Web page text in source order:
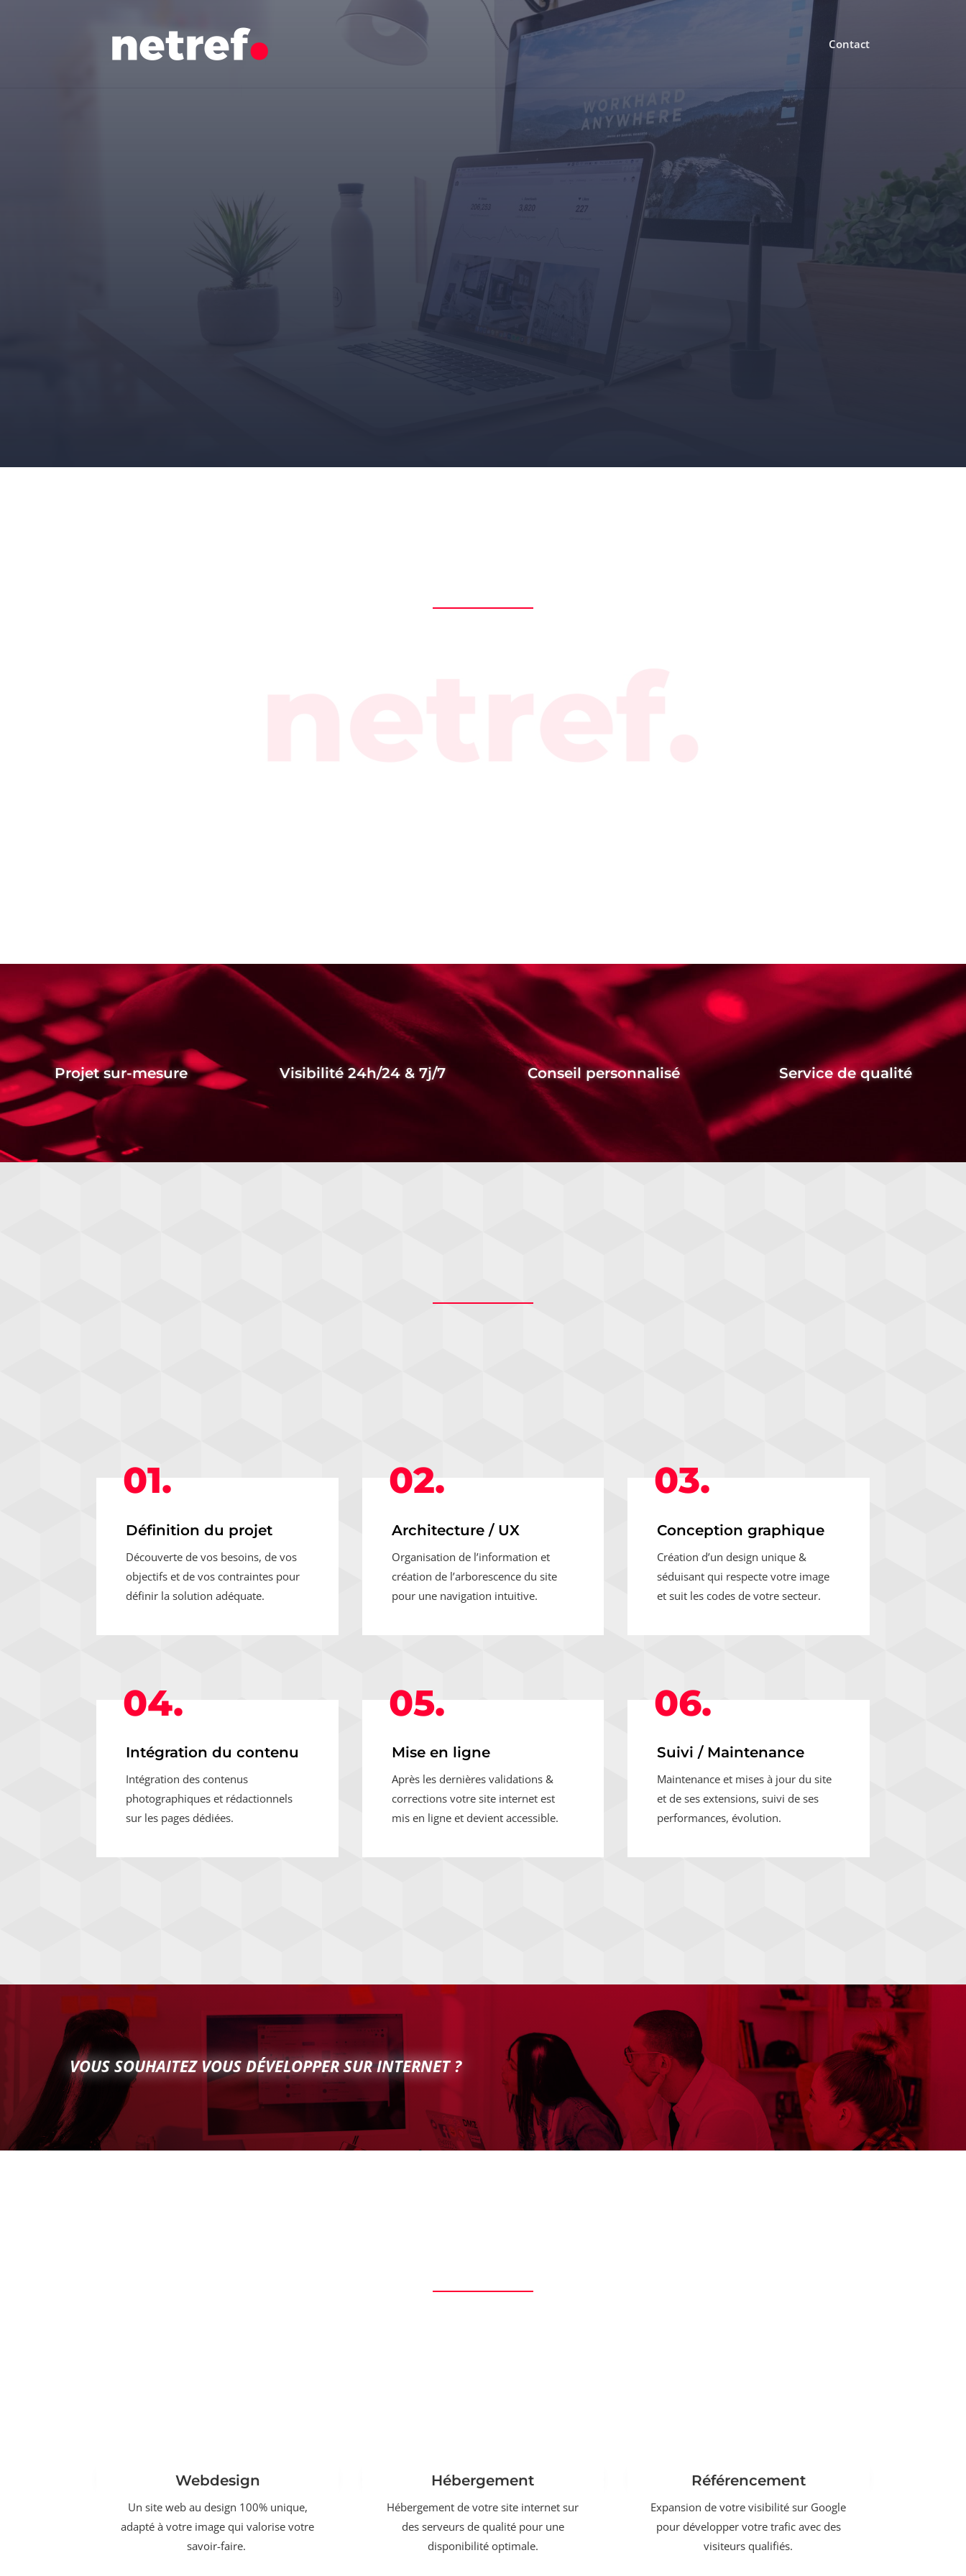
Contact
Projet sur-mesure Visibilité 24h/24 & 7j/7 Conseil personnalisé Service de qualité
01.
Définition du projet
Découverte de vos besoins, de vos
objectifs et de vos contraintes pour
définir la solution adéquate.
02.
Architecture / UX
Organisation de l’information et
création de l’arborescence du site
pour une navigation intuitive.
03.
Conception graphique
Création d’un design unique &
séduisant qui respecte votre image
et suit les codes de votre secteur.
04.
Intégration du contenu
Intégration des contenus
photographiques et rédactionnels
sur les pages dédiées.
05.
Mise en ligne
Après les dernières validations &
corrections votre site internet est
mis en ligne et devient accessible.
06.
Suivi / Maintenance
Maintenance et mises à jour du site
et de ses extensions, suivi de ses
performances, évolution.
VOUS SOUHAITEZ VOUS DÉVELOPPER SUR INTERNET ?
Webdesign
Un site web au design 100% unique,
adapté à votre image qui valorise votre
savoir-faire.
Hébergement
Hébergement de votre site internet sur
des serveurs de qualité pour une
disponibilité optimale.
Référencement
Expansion de votre visibilité sur Google
pour développer votre trafic avec des
visiteurs qualifiés.